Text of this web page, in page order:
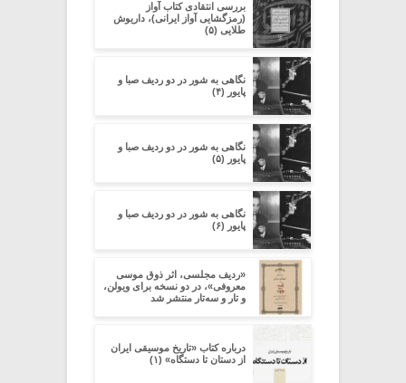
بررسی انتقادی کتاب آواز
(رمزگشایی آواز ایرانی)، داریوش
طلایی (۵)
نگاهی به شور در دو ردیف صبا و
پایور (۴)
نگاهی به شور در دو ردیف صبا و
پایور (۵)
نگاهی به شور در دو ردیف صبا و
پایور (۶)
«ردیف مجلسی، اثر ذوق موسی
معروفی»، در دو نسخه برای ویولن،
و تار و سه‌تار منتشر شد
درباره کتاب «تاریخ موسیقی ایران
از دستان تا دستگاه» (۱)